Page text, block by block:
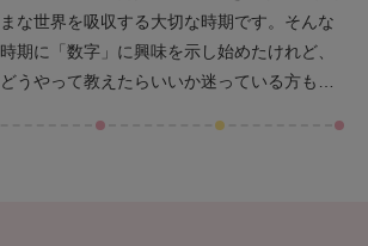
いる親御さんにも役立ちます。
まな世界を吸収する大切な時期です。そんな
時期に「数字」に興味を示し始めたけれど、
どうやって教えたらいいか迷っている方も多